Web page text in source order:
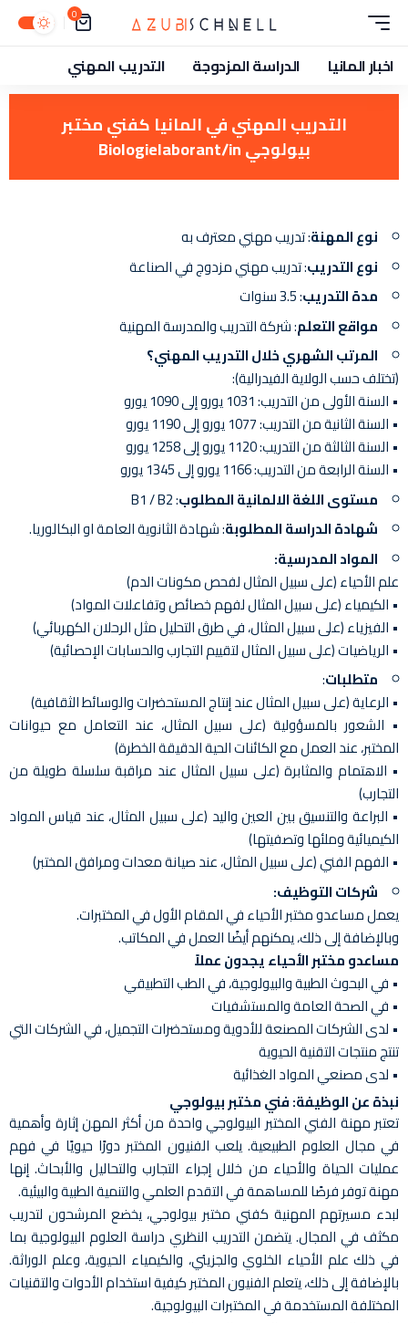
0
اخبار المانيا الدراسة المزدوجة التدريب المهني
التدريب المهني في المانيا كفني مختبر
بيولوجي Biologielaborant/in
نوع المهنة: تدريب مهني معترف به
نوع التدريب: تدريب مهني مزدوج في الصناعة
مدة التدريب: 3.5 سنوات
مواقع التعلم: شركة التدريب والمدرسة المهنية
المرتب الشهري خلال التدريب المهني؟
(تختلف حسب الولاية الفيدرالية):
• السنة الأولى من التدريب: 1031 يورو إلى 1090 يورو
• السنة الثانية من التدريب: 1077 يورو إلى 1190 يورو
• السنة الثالثة من التدريب: 1120 يورو إلى 1258 يورو
• السنة الرابعة من التدريب: 1166 يورو إلى 1345 يورو
مستوى اللغة الالمانية المطلوب: B1 / B2
شهادة الدراسة المطلوبة: شهادة الثانوية العامة او البكالوريا.
المواد المدرسية:
علم الأحياء (على سبيل المثال لفحص مكونات الدم)
• الكيمياء (على سبيل المثال لفهم خصائص وتفاعلات المواد)
• الفيزياء (على سبيل المثال، في طرق التحليل مثل الرحلان الكهربائي)
• الرياضيات (على سبيل المثال لتقييم التجارب والحسابات الإحصائية)
متطلبات:
• الرعاية (على سبيل المثال عند إنتاج المستحضرات والوسائط الثقافية)
• الشعور بالمسؤولية (على سبيل المثال، عند التعامل مع حيوانات
المختبر، عند العمل مع الكائنات الحية الدقيقة الخطرة)
• الاهتمام والمثابرة (على سبيل المثال عند مراقبة سلسلة طويلة من
التجارب)
• البراعة والتنسيق بين العين واليد (على سبيل المثال، عند قياس المواد
الكيميائية وملئها وتصفيتها)
• الفهم الفني (على سبيل المثال، عند صيانة معدات ومرافق المختبر)
شركات التوظيف:
يعمل مساعدو مختبر الأحياء في المقام الأول في المختبرات.
وبالإضافة إلى ذلك، يمكنهم أيضًا العمل في المكاتب.
مساعدو مختبر الأحياء يجدون عملاً
• في البحوث الطبية والبيولوجية، في الطب التطبيقي
• في الصحة العامة والمستشفيات
• لدى الشركات المصنعة للأدوية ومستحضرات التجميل، في الشركات التي
تنتج منتجات التقنية الحيوية
• لدى مصنعي المواد الغذائية
نبذة عن الوظيفة: فني مختبر بيولوجي
تعتبر مهنة الفني المختبر البيولوجي واحدة من أكثر المهن إثارة وأهمية
في مجال العلوم الطبيعية. يلعب الفنيون المختبر دورًا حيويًا في فهم
عمليات الحياة والأحياء من خلال إجراء التجارب والتحاليل والأبحاث. إنها
مهنة توفر فرصًا للمساهمة في التقدم العلمي والتنمية الطبية والبيئية.
لبدء مسيرتهم المهنية كفني مختبر بيولوجي، يخضع المرشحون لتدريب
مكثف في المجال. يتضمن التدريب النظري دراسة العلوم البيولوجية بما
في ذلك علم الأحياء الخلوي والجزيئي، والكيمياء الحيوية، وعلم الوراثة.
بالإضافة إلى ذلك، يتعلم الفنيون المختبر كيفية استخدام الأدوات والتقنيات
المختلفة المستخدمة في المختبرات البيولوجية.